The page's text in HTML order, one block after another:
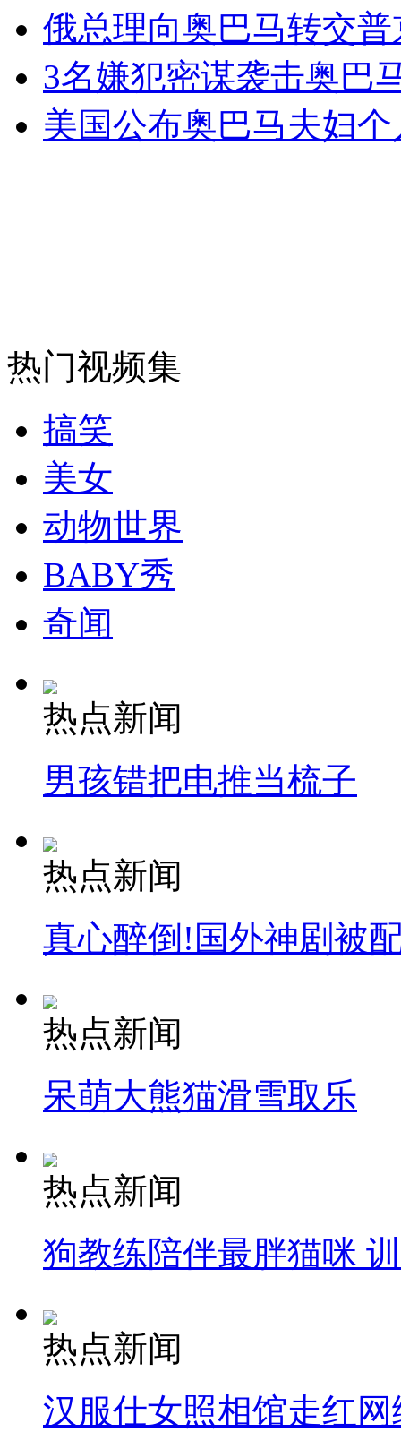
女孩北京地铁殴打老人 痛下狠手拳打脚踢
无痛分娩是否安全 医生回应
外交部：反对强权政治霸凌主义
走！跟着总书记去植树
消防员救轻生者
司机酒驾遇交警 急速倒车逃窜
俄总理向奥巴马转交
3名嫌犯密谋袭击奥巴
美国公布奥巴马夫妇
热门视频集
搞笑
美女
动物世界
BABY秀
奇闻
热点新闻
男孩错把电推当梳子
热点新闻
真心醉倒!国外神剧被
热点新闻
呆萌大熊猫滑雪取乐
热点新闻
狗教练陪伴最胖猫咪
热点新闻
汉服仕女照相馆走红网